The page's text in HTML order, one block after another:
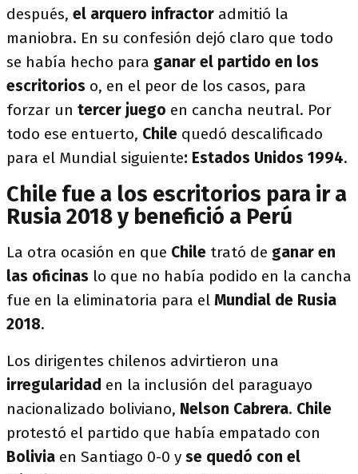
después, el arquero infractor admitió la
maniobra. En su confesión dejó claro que todo
se había hecho para ganar el partido en los
escritorios o, en el peor de los casos, para
forzar un tercer juego en cancha neutral. Por
todo ese entuerto, Chile quedó descalificado
para el Mundial siguiente: Estados Unidos 1994.
Chile fue a los escritorios para ir a
Rusia 2018 y benefició a Perú
La otra ocasión en que Chile trató de ganar en
las oficinas lo que no había podido en la cancha
fue en la eliminatoria para el Mundial de Rusia
2018.
Los dirigentes chilenos advirtieron una
irregularidad en la inclusión del paraguayo
nacionalizado boliviano, Nelson Cabrera. Chile
protestó el partido que había empatado con
Bolivia en Santiago 0-0 y se quedó con el